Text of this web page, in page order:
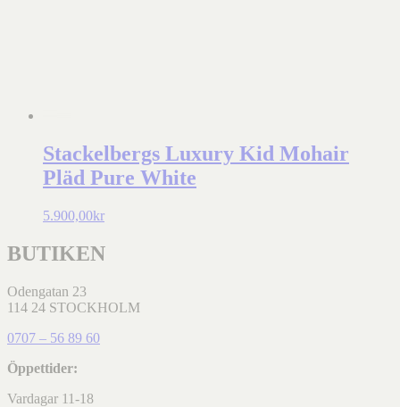
Stackelbergs Luxury Kid Mohair
Pläd Pure White
5.900,00kr
BUTIKEN
Odengatan 23
114 24 STOCKHOLM
0707 – 56 89 60
Öppettider:
Vardagar 11-18